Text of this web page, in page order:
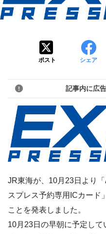
ポスト シェア
記事内に広
JR東海が、10月23日より
スプレス予約専用ICカード
ことを発表しました。
10月23日の早朝に予定し